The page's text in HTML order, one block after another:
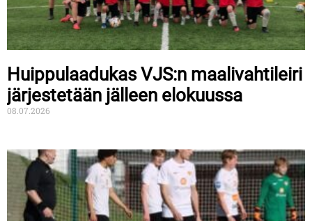
Huippulaadukas VJS:n maalivahtileiri
järjestetään jälleen elokuussa
08.07.2026